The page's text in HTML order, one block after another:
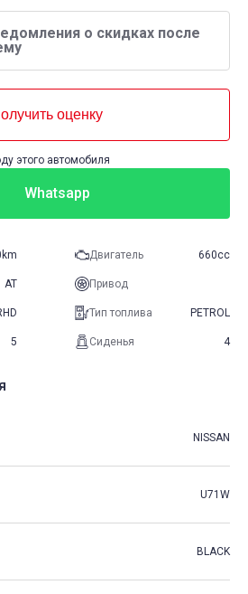
о скидках после
оценку
этого автомобиля
Whatsapp
Двигатель 660cc
AT Привод
Тип топлива PETROL
5 Сиденья 4
NISSAN
U71W
BLACK